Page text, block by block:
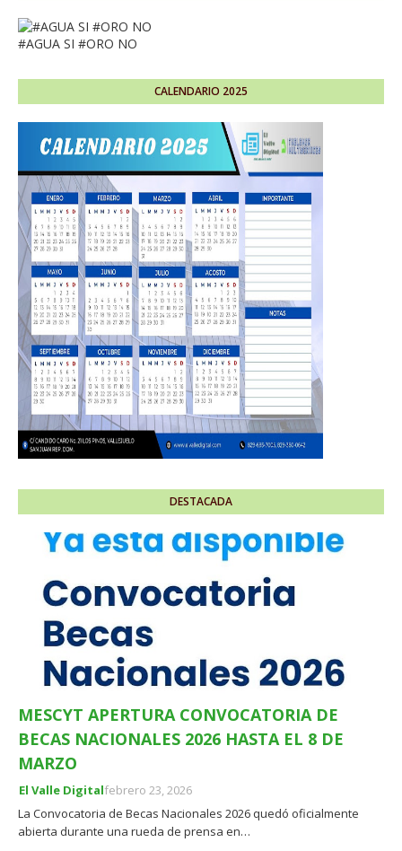
#AGUA SI #ORO NO
CALENDARIO 2025
DESTACADA
MESCYT APERTURA CONVOCATORIA DE
BECAS NACIONALES 2026 HASTA EL 8 DE
MARZO
El Valle Digitalfebrero 23, 2026
La Convocatoria de Becas Nacionales 2026 quedó oficialmente
abierta durante una rueda de prensa en…